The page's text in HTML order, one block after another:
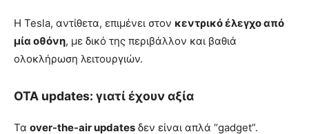
Η Tesla, αντίθετα, επιμένει στον κεντρικό έλεγχο από
μία οθόνη, με δικό της περιβάλλον και βαθιά
ολοκλήρωση λειτουργιών.
OTA updates: γιατί έχουν αξία
Τα over-the-air updates δεν είναι απλά “gadget”.